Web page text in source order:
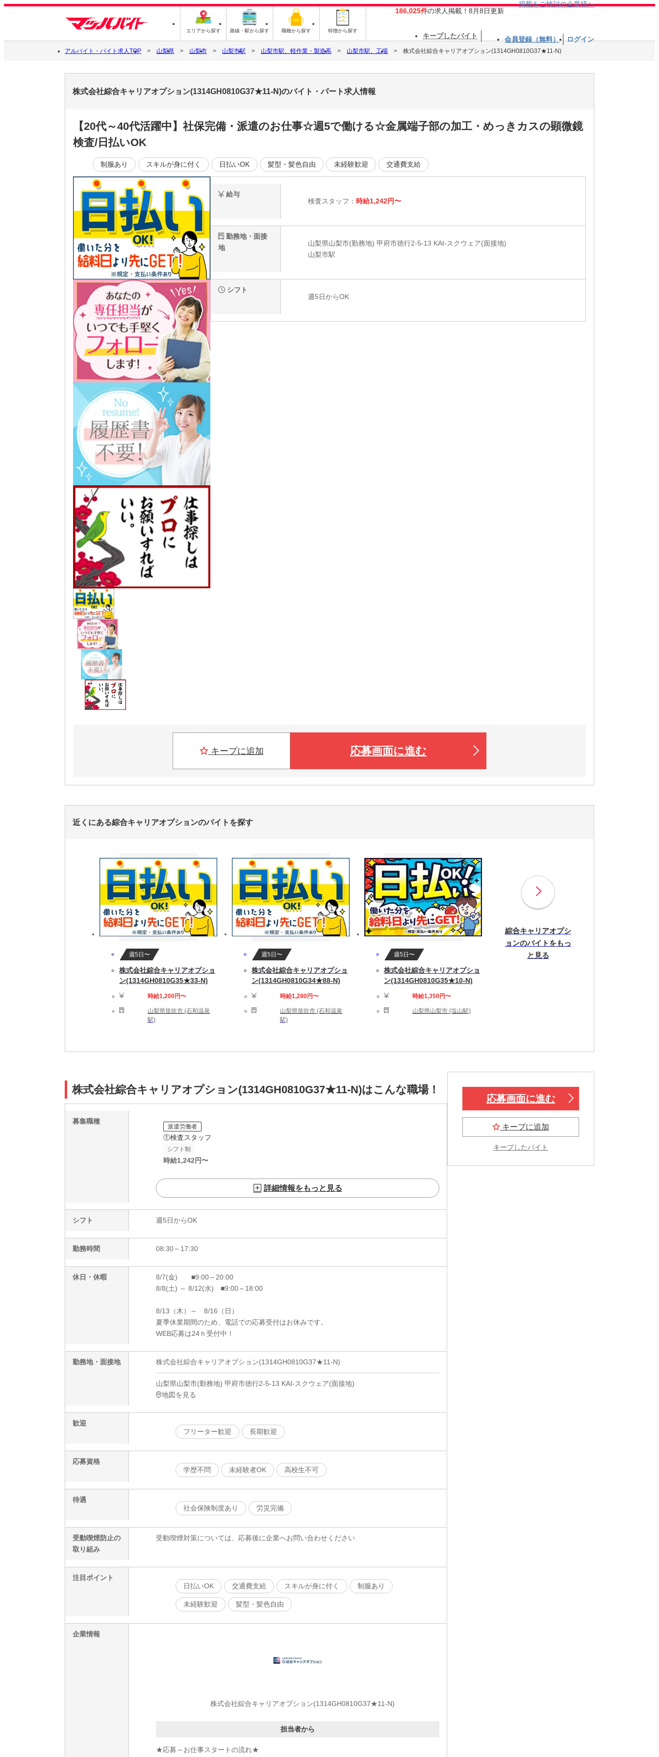
エリアから探す 路線・駅から探す 職種から探す 特徴から探す
186,025件の求人掲載！8月8日更新
掲載をご検討の企業様へ
キープしたバイト 会員登録（無料） ログイン
アルバイト・バイト求人TOP 山梨県 山梨市 山梨市駅 山梨市駅、軽作業・製造系 山梨市駅、工場 株式会社綜合キャリアオプション(1314GH0810G37★11-N)
株式会社綜合キャリアオプション(1314GH0810G37★11-N)のバイト・パート求人情報
【20代～40代活躍中】社保完備・派遣のお仕事☆週5で働ける☆金属端子部の加工・めっきカスの顕微鏡
検査/日払いOK
制服あり スキルが身に付く 日払いOK 髪型・髪色自由 未経験歓迎 交通費支給
給与
検査スタッフ： 時給1,242円〜
勤務地・面接
地
山梨県山梨市(勤務地) 甲府市徳行2-5-13 KAI-スクウェア(面接地)
山梨市駅
シフト
週5日からOK
キープに追加 応募画面に進む
近くにある綜合キャリアオプションのバイトを探す
週5日〜
株式会社綜合キャリアオプショ
ン(1314GH0810G35★33-N)
時給1,200円〜
山梨県笛吹市 (石和温泉
駅)
週5日〜
株式会社綜合キャリアオプショ
ン(1314GH0810G34★88-N)
時給1,280円〜
山梨県笛吹市 (石和温泉
駅)
週5日〜
株式会社綜合キャリアオプショ
ン(1314GH0810G35★10-N)
時給1,350円〜
山梨県山梨市 (塩山駅)
綜合キャリアオプシ
ョンのバイトをもっ
と見る
株式会社綜合キャリアオプション(1314GH0810G37★11-N)はこんな職場！
募集職種
派遣労働者
①検査スタッフ
シフト制
時給1,242 円〜
詳細情報をもっと見る
シフト 週5日からOK
勤務時間 08:30～17:30
休日・休暇
8/7(金) ■9:00～20:00
8/8(土) ～ 8/12(水) ■9:00～18:00
8/13（木）～ 8/16（日）
夏季休業期間のため、電話での応募受付はお休みです。
WEB応募は24ｈ受付中！
勤務地・面接地 株式会社綜合キャリアオプション(1314GH0810G37★11-N)
山梨県山梨市(勤務地) 甲府市徳行2-5-13 KAI-スクウェア(面接地)
地図を見る
歓迎
フリーター歓迎
長期歓迎
応募資格
学歴不問
未経験者OK 高校生不可
待遇
社会保険制度あり
労災完備
受動喫煙防止の
取り組み
受動喫煙対策については、応募後に企業へお問い合わせください
注目ポイント
日払いOK
交通費支給 スキルが身に付く 制服あり
未経験歓迎 髪型・髪色自由
企業情報
株式会社綜合キャリアオプション(1314GH0810G37★11-N)
担当者から
★応募～お仕事スタートの流れ★
応募画面に進む
キープに追加
キープしたバイト